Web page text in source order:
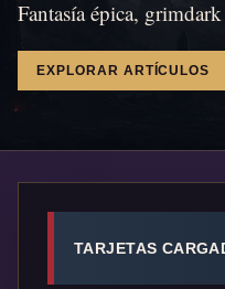
Fantasía épica,
EXPLORAR ARTÍCULOS
TARJETAS